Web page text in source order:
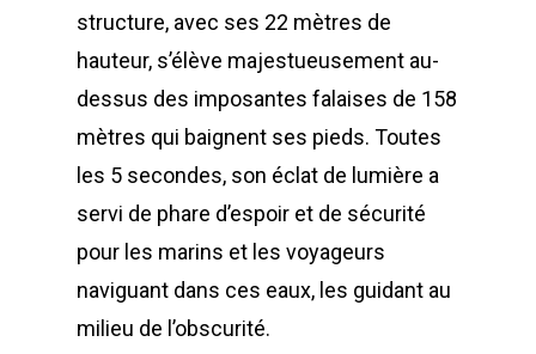
structure, avec ses 22 mètres de
hauteur, s’élève majestueusement au-
dessus des imposantes falaises de 158
mètres qui baignent ses pieds. Toutes
les 5 secondes, son éclat de lumière a
servi de phare d’espoir et de sécurité
pour les marins et les voyageurs
naviguant dans ces eaux, les guidant au
milieu de l’obscurité.